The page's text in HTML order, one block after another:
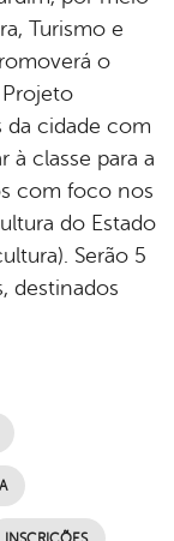
Turismo e
o
da cidade com
à classe para a
com foco nos
do Estado
Serão 5
destinados